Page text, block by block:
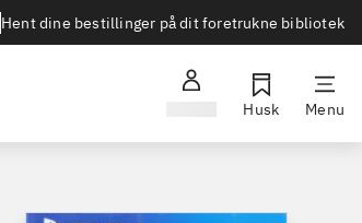
Hent dine bestillinger på dit foretrukne bibliotek
Husk Menu